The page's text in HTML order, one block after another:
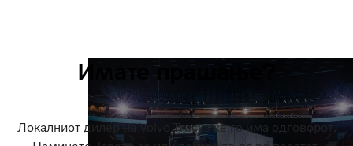
Имате прашање?
Локалниот дилер на Volvo Trucks ќе го има одговорот.